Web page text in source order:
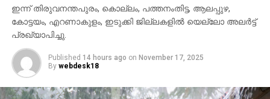
ഇന്ന് തിരുവനന്തപുരം, കൊല്ലം, പത്തനംതിട്ട, ആലപ്പുഴ,
കോട്ടയം, എറണാകുളം, ഇടുക്കി ജില്ലകളില്‍ യെല്ലോ അലര്‍ട്ട്
പ്രഖ്യാപിച്ചു.
Published 14 hours ago on November 17, 2025
By webdesk18